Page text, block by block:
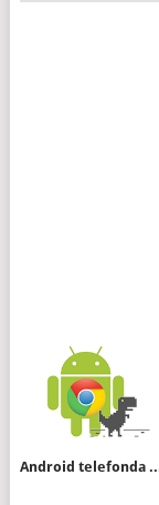
Android telefonda sayfaları